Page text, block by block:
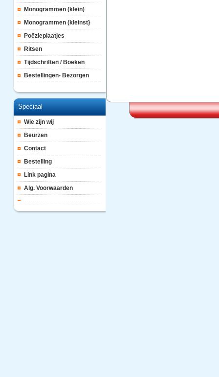
Monogrammen (klein)
Monogrammen (kleinst}
Poëzieplaatjes
Ritsen
Tijdschriften / Boeken
Bestellingen- Bezorgen
Speciaal
Wie zijn wij
Beurzen
Contact
Bestelling
Link pagina
Alg. Voorwaarden